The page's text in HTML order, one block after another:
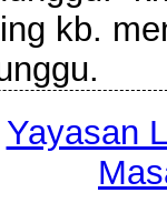
kb.
Yayasan